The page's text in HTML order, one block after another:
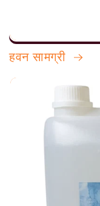
हवन सामग्री